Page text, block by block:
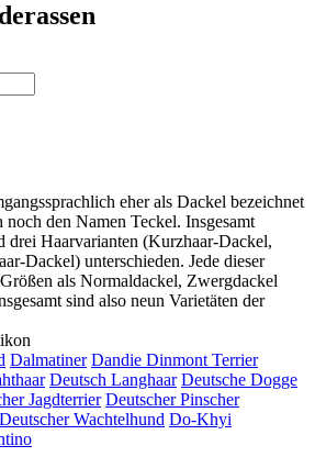
eher als Dackel bezeichnet
noch den Namen Teckel. Insgesamt
drei Haarvarianten (Kurzhaar-Dackel,
Dackel) unterschieden. Jede dieser
als Normaldackel, Zwergdackel
sind also neun Varietäten der
Dalmatiner Dandie Dinmont Terrier
Deutsch Langhaar Deutsche Dogge
Jagdterrier Deutscher Pinscher
Deutscher Wachtelhund Do-Khyi